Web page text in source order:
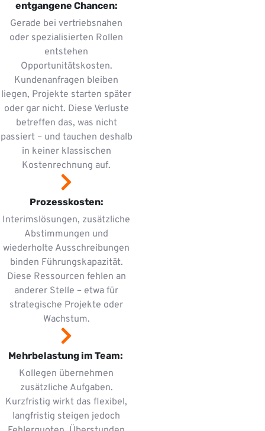
entgangene Chancen:
Gerade bei vertriebsnahen
oder spezialisierten Rollen
entstehen
Opportunitätskosten.
Kundenanfragen bleiben
liegen, Projekte starten später
oder gar nicht. Diese Verluste
betreffen das, was nicht
passiert – und tauchen deshalb
in keiner klassischen
Kostenrechnung auf.
Prozesskosten:
Interimslösungen, zusätzliche
Abstimmungen und
wiederholte Ausschreibungen
binden Führungskapazität.
Diese Ressourcen fehlen an
anderer Stelle – etwa für
strategische Projekte oder
Wachstum.
Mehrbelastung im Team:
Kollegen übernehmen
zusätzliche Aufgaben.
Kurzfristig wirkt das flexibel,
langfristig steigen jedoch